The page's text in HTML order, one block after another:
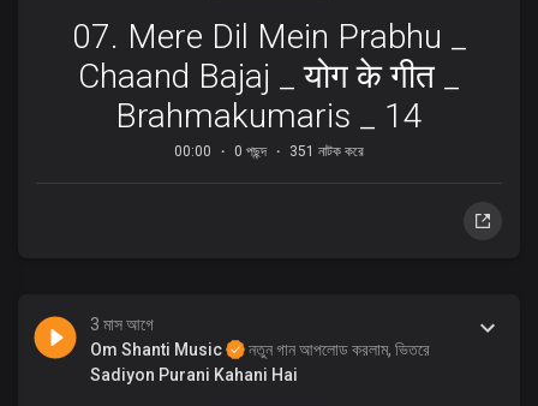
07. Mere Dil Mein Prabhu _
Chaand Bajaj _ योग के गीत _
Brahmakumaris _ 14
00:00 0 পছন্দ 351 নাটক করে
3 মাস আগে
Om Shanti Music
নতুন গান আপলোড করলাম, ভিতরে
Sadiyon Purani Kahani Hai